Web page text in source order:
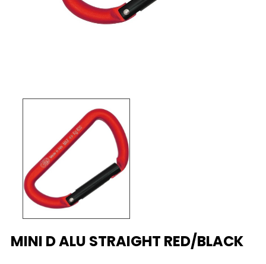
MINI D ALU STRAIGHT RED/BLACK